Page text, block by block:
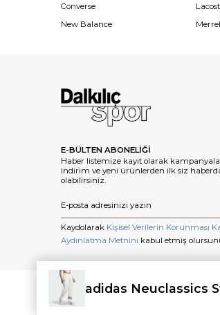
Converse
New Balance
E-BÜLTEN ABONELİĞİ
Haber listemize kayıt olarak
indirim ve yeni ürünlerden ilk siz
olabilirsiniz.
Kaydolarak Kişisel Verilerin Korunması
Aydınlatma Metnini kabul etmiş
©2025 dalkilicspor.com.tr. Tüm Hakları
adidas Neuclassics